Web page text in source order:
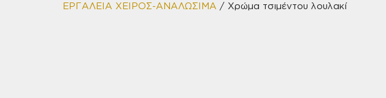
ΕΡΓΑΛΕΙΑ ΧΕΙΡΟΣ-ΑΝΑΛΩΣΙΜΑ / Xρώμα τσιμέντου λουλακί